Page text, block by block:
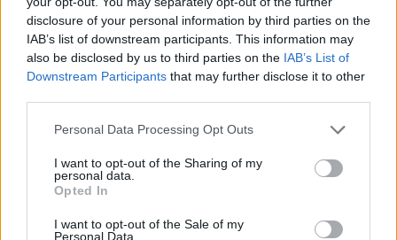
disclosure of your personal information by third parties on the
IAB’s list of downstream participants. This information may
also be disclosed by us to third parties on the IAB’s List of
Downstream Participants that may further disclose it to other
Please note that this website/app uses one or more Google
not limited to your visit or usage behaviour. You may click to
grant or deny consent to Google and its third-party tags to
use your data for below specified purposes in below Google
consent section.
Personal Data Processing Opt Outs
I want to opt-out of the Sharing of my
personal data.
Opted In
I want to opt-out of the Sale of my
Personal Data.
non capisca niente
Può trasformarsi in un incubo perché la vita intorno
a te funziona in inglese e tu non capisci niente.
incapace di capire gli altri e farticapire. E
ricordate sempre che in questi sogni in inglese non
si parla solo di comunicazione verbale